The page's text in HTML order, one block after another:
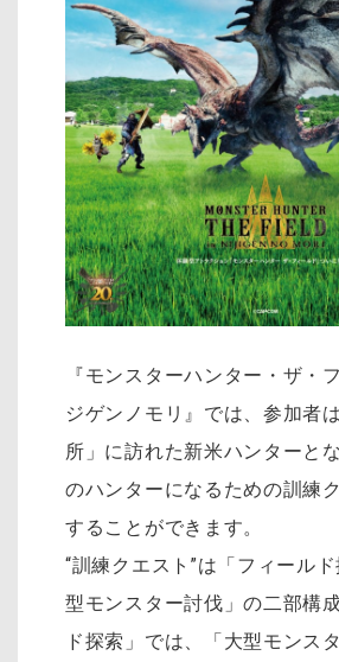
『モンスターハンター・ザ・
ジゲンノモリ』 では、参加者
所」に訪れた新米ハンターと
のハンターになるための訓練
することができます。
“訓練クエスト”は「フィール
型モンスター討伐」の二部構
ド探索」では、「大型モンス